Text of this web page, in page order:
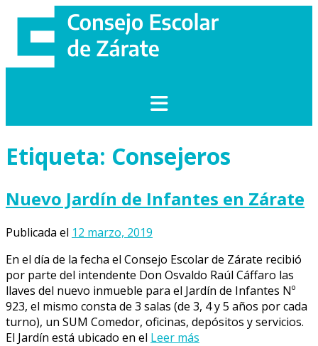
contenido
Etiqueta: Consejeros
Nuevo Jardín de Infantes en Zárate
Publicada el 12 marzo, 2019
En el día de la fecha el Consejo Escolar de Zárate recibió
por parte del intendente Don Osvaldo Raúl Cáffaro las
llaves del nuevo inmueble para el Jardín de Infantes Nº
923, el mismo consta de 3 salas (de 3, 4 y 5 años por cada
turno), un SUM Comedor, oficinas, depósitos y servicios.
El Jardín está ubicado en el Leer más